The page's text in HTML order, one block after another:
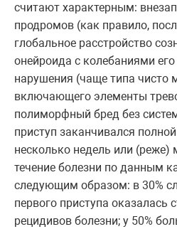
считают характерным:
продромов (как правило,
глобальное расстройство
онейроида с колебаниями
нарушения (чаще типа чисто
включающего элементы
полиморфный бред без
приступ заканчивался
несколько недель или
течение болезни по данным
следующим образом: в 30%
первого приступа оказалась
рецидивов болезни; у 50%